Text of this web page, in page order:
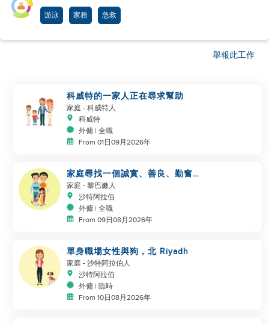
游泳 家務 急救
舉報此工作
科威特的一家人正在尋求幫助
家庭 - 科威特人
科威特
外傭 | 全職
From 01日09月2026年
家庭尋找一個誠實、善良、勤奮的
工作者
家庭 - 黎巴嫩人
沙特阿拉伯
外傭 | 全職
From 09日08月2026年
單身職場女性與狗，北 Riyadh
家庭 - 沙特阿拉伯人
沙特阿拉伯
外傭 | 臨時
From 10日08月2026年